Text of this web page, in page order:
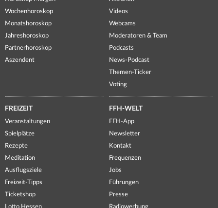
Wochenhoroskop
Monatshoroskop
Jahreshoroskop
Partnerhoroskop
Aszendent
Videos
Webcams
Moderatoren & Team
Podcasts
News-Podcast
Themen-Ticker
Voting
FREIZEIT
Veranstaltungen
Spielplätze
Rezepte
Meditation
Ausflugsziele
Freizeit-Tipps
Ticketshop
Lotto Hessen
FFH-WELT
FFH-App
Newsletter
Kontakt
Frequenzen
Jobs
Führungen
Presse
Radiowerbung